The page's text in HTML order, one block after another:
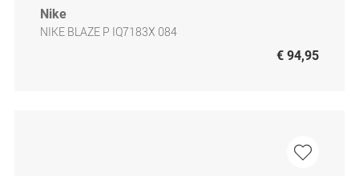
Nike
NIKE BLAZE P IQ7183X 084
€ 94,95